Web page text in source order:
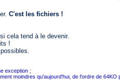
C'est les fichiers !
tend à le devenir.
!
exception ;
moindres qu'aujourd'hui, de l'ordre de 64KO